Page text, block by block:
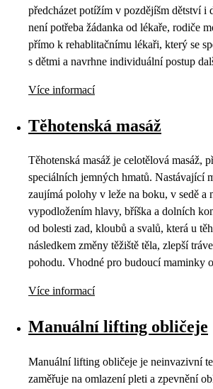
předcházet potížím v pozdějíšm dětství i
není potřeba žádanka od lékaře, rodiče
přímo k rehablitačnímu lékaři, který se
s dětmi a navrhne individuální postup
Více informací
Těhotenská masáž
Těhotenská masáž je celotělová masáž,
speciálních jemných hmatů. Nastávající
zaujímá polohy v leže na boku, v sedě a
vypodložením hlavy, bříška a dolních
od bolesti zad, kloubů a svalů, která u
následkem změny těžiště těla, zlepší
pohodu. Vhodné pro budoucí maminky
Více informací
Manuální lifting obličeje
Manuální lifting obličeje je neinvazivní
zaměřuje na omlazení pleti a zpevnění